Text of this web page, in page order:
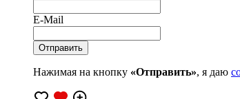
E-Mail
Нажимая на кнопку «Отправить», я даю